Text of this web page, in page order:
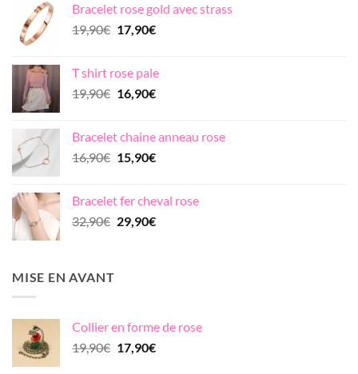
était :
22,90€.
est :
19,90€.
Bracelet rose gold avec strass
19,90€ Le
était :
19,90€.
17,90€Le
est :
17,90€.
T shirt rose pale
19,90€ Le
était :
19,90€.
16,90€Le
est :
16,90€.
Bracelet chaine anneau rose
16,90€ Le
était :
16,90€.
15,90€Le
est :
15,90€.
Bracelet fer cheval rose
32,90€ Le
29,90€Le
MISE EN AVANT
Collier en forme de rose
19,90€ Le
17,90€Le